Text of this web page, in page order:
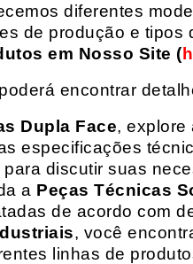
diferentes
de produção e tipos
em Nosso Site (
encontrar
Dupla Face, explore
especificações
discutir suas
a Peças Técnicas
de acordo com
, você
linhas de